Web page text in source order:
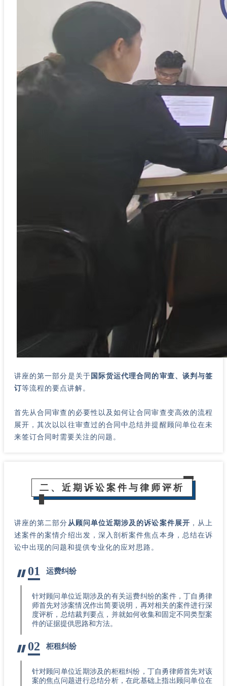
讲座的第一部分是关于 国际货运代理合同的审查、谈判与签
订等流程的要点讲解。
首先从合同审查的必要性以及如何让合同审查变高效的流程
展开，其次以以往审查过的合同中总结并提醒顾问单位在未
来签订合同时需要关注的问题。
二、近期诉讼案件与律师评析
讲座的第二部分 从顾问单位近期涉及的诉讼案件展开 ，从上
述案件的案情介绍出发，深入剖析案件焦点本身，总结在诉
讼中出现的问题和提供专业化的应对思路。
01 运费纠纷
针对顾问单位近期涉及的有关运费纠纷的案件，丁自勇律
师首先对涉案情况作出简要说明，再对相关的案件进行深
度评析，总结裁判要点，并就如何收集和固定不同类型案
件的证据提供思路和方法。
02 柜租纠纷
针对顾问单位近期涉及的柜租纠纷，丁自勇律师首先对该
案的焦点问题进行总结分析，在此基础上指出顾问单位在